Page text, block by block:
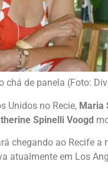
chá de panela (Foto:
Unidos no Recie, Maria
Spinelli Voogd
chegando ao Recife a
atualmente em Los